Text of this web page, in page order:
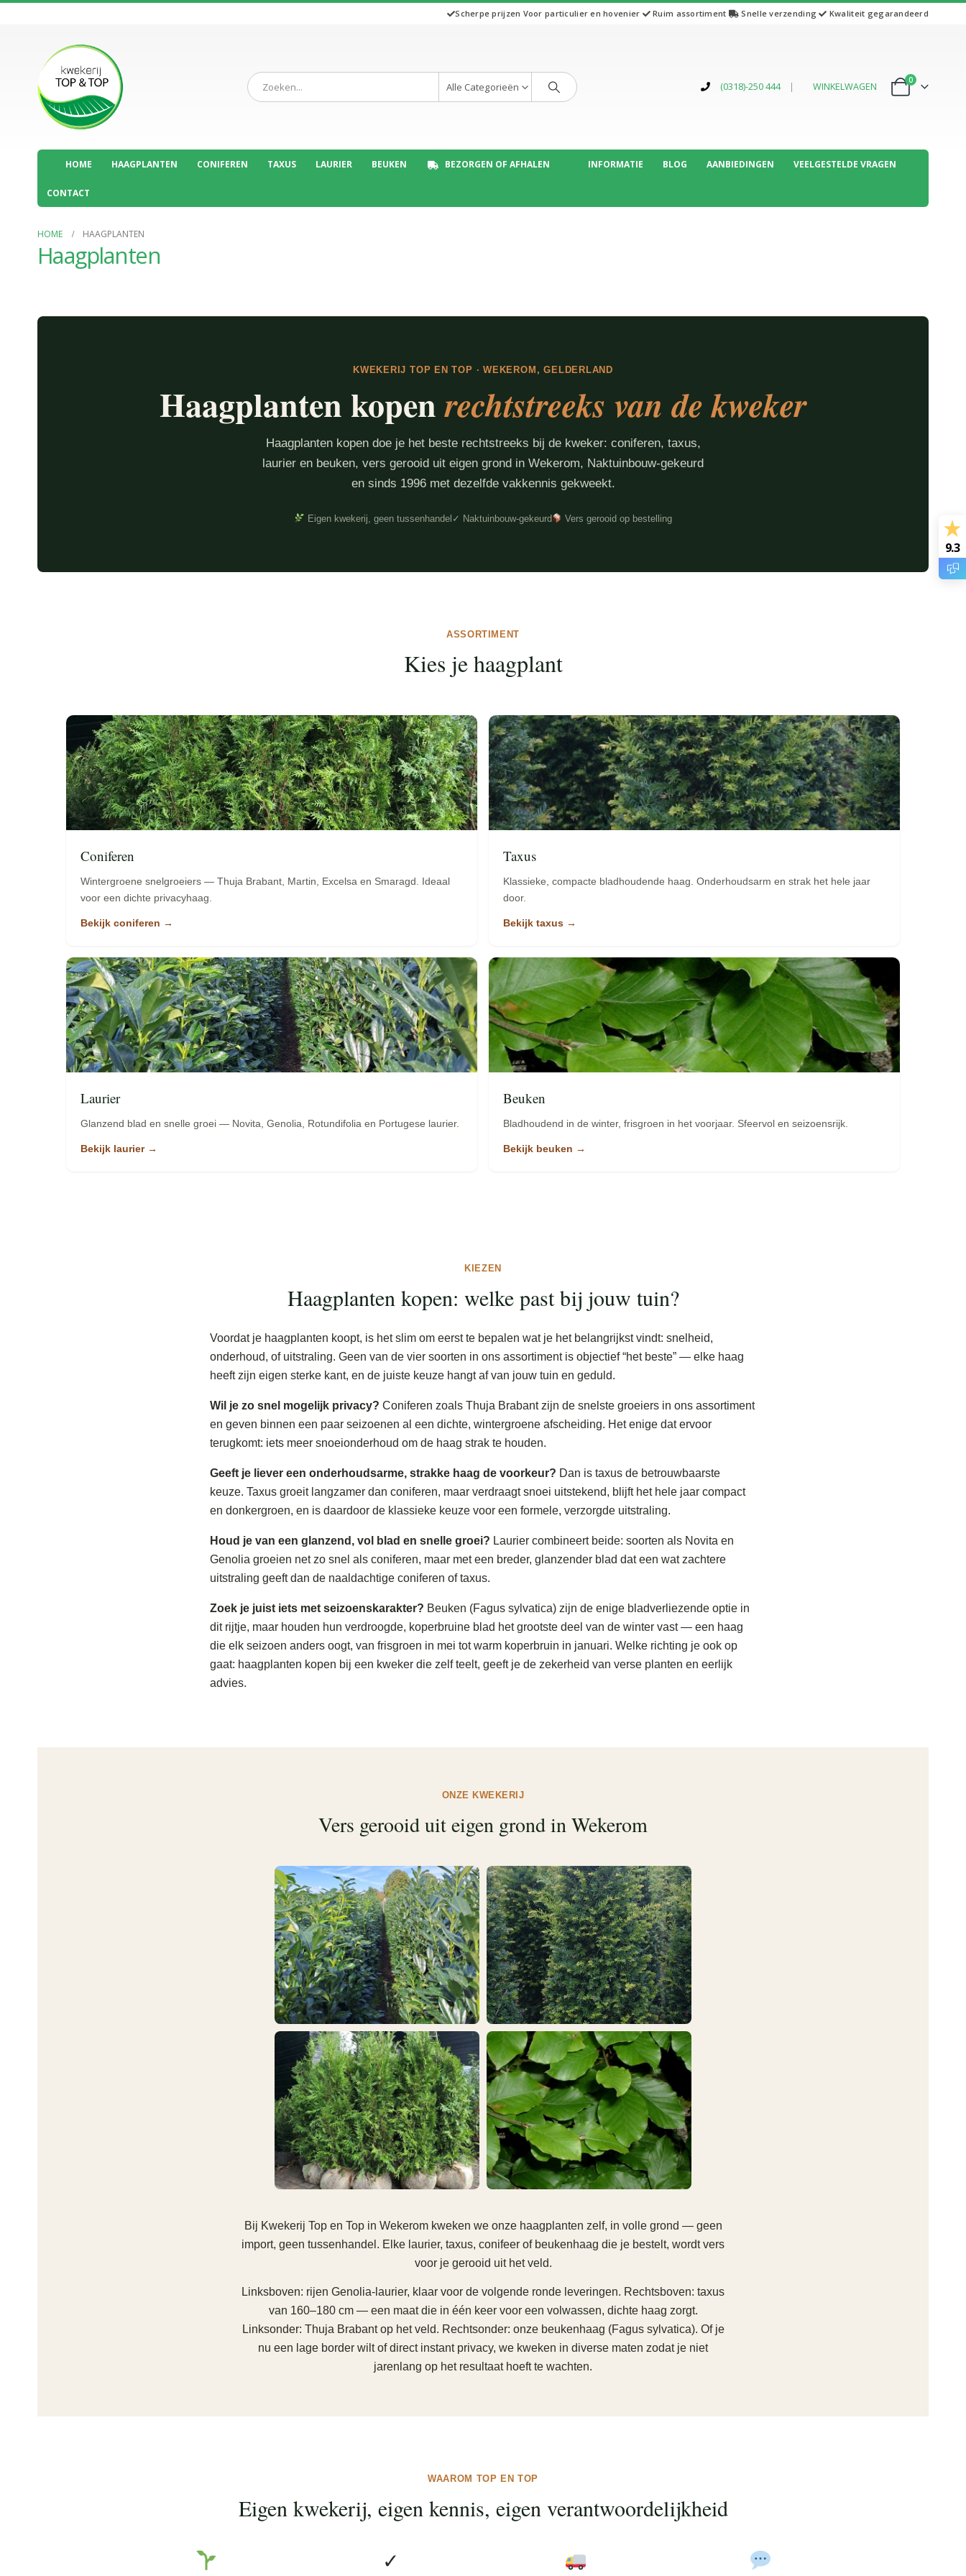
Scherpe prijzen Voor particulier en hovenier Ruim assortiment Snelle verzending Kwaliteit gegarandeerd
Alle Categorieën (0318)-250 444 | WINKELWAGEN
0
HOME HAAGPLANTEN CONIFEREN TAXUS LAURIER BEUKEN BEZORGEN OF AFHALEN INFORMATIE BLOG AANBIEDINGEN VEELGESTELDE VRAGEN
CONTACT
HOME HAAGPLANTEN
Haagplanten
KWEKERIJ TOP EN TOP · WEKEROM, GELDERLAND
Haagplanten kopenrechtstreeks van de kweker
Haagplanten kopen doe je het beste rechtstreeks bij de kweker: coniferen, taxus,
laurier en beuken, vers gerooid uit eigen grond in Wekerom, Naktuinbouw-gekeurd
en sinds 1996 met dezelfde vakkennis gekweekt.
Eigen kwekerij, geen tussenhandel ✓ Naktuinbouw-gekeurd Vers gerooid op bestelling
ASSORTIMENT
Kies je haagplant
Coniferen
Wintergroene snelgroeiers — Thuja Brabant, Martin, Excelsa en Smaragd. Ideaal
voor een dichte privacyhaag.
Bekijk coniferen →
Taxus
Klassieke, compacte bladhoudende haag. Onderhoudsarm en strak het hele jaar
door.
Bekijk taxus →
Laurier
Glanzend blad en snelle groei — Novita, Genolia, Rotundifolia en Portugese laurier.
Bekijk laurier →
Beuken
Bladhoudend in de winter, frisgroen in het voorjaar. Sfeervol en seizoensrijk.
Bekijk beuken →
KIEZEN
Haagplanten kopen: welke past bij jouw tuin?
Voordat je haagplanten koopt, is het slim om eerst te bepalen wat je het belangrijkst vindt: snelheid,
onderhoud, of uitstraling. Geen van de vier soorten in ons assortiment is objectief “het beste” — elke haag
heeft zijn eigen sterke kant, en de juiste keuze hangt af van jouw tuin en geduld.
Wil je zo snel mogelijk privacy? Coniferen zoals Thuja Brabant zijn de snelste groeiers in ons assortiment
en geven binnen een paar seizoenen al een dichte, wintergroene afscheiding. Het enige dat ervoor
terugkomt: iets meer snoeionderhoud om de haag strak te houden.
Geeft je liever een onderhoudsarme, strakke haag de voorkeur? Dan is taxus de betrouwbaarste
keuze. Taxus groeit langzamer dan coniferen, maar verdraagt snoei uitstekend, blijft het hele jaar compact
en donkergroen, en is daardoor de klassieke keuze voor een formele, verzorgde uitstraling.
Houd je van een glanzend, vol blad en snelle groei? Laurier combineert beide: soorten als Novita en
Genolia groeien net zo snel als coniferen, maar met een breder, glanzender blad dat een wat zachtere
uitstraling geeft dan de naaldachtige coniferen of taxus.
Zoek je juist iets met seizoenskarakter? Beuken (Fagus sylvatica) zijn de enige bladverliezende optie in
dit rijtje, maar houden hun verdroogde, koperbruine blad het grootste deel van de winter vast — een haag
die elk seizoen anders oogt, van frisgroen in mei tot warm koperbruin in januari. Welke richting je ook op
gaat: haagplanten kopen bij een kweker die zelf teelt, geeft je de zekerheid van verse planten en eerlijk
advies.
ONZE KWEKERIJ
Vers gerooid uit eigen grond in Wekerom
Bij Kwekerij Top en Top in Wekerom kweken we onze haagplanten zelf, in volle grond — geen
import, geen tussenhandel. Elke laurier, taxus, conifeer of beukenhaag die je bestelt, wordt vers
voor je gerooid uit het veld.
Linksboven: rijen Genolia-laurier, klaar voor de volgende ronde leveringen. Rechtsboven: taxus
van 160–180 cm — een maat die in één keer voor een volwassen, dichte haag zorgt.
Linksonder: Thuja Brabant op het veld. Rechtsonder: onze beukenhaag (Fagus sylvatica). Of je
nu een lage border wilt of direct instant privacy, we kweken in diverse maten zodat je niet
jarenlang op het resultaat hoeft te wachten.
WAAROM TOP EN TOP
Eigen kwekerij, eigen kennis, eigen verantwoordelijkheid
✓
9.3